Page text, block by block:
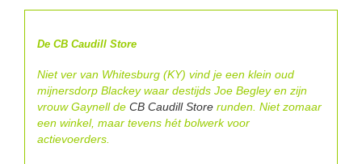
De CB Caudill Store
Niet ver van Whitesburg (KY) vind je een klein oud
mijnersdorp Blackey waar destijds Joe Begley en zijn
vrouw Gaynell de CB Caudill Store runden. Niet zomaar
een winkel, maar tevens hét bolwerk voor
actievoerders.